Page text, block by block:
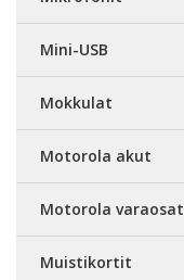
Mini-USB
Mokkulat
Motorola akut
Motorola varaosat
Muistikortit